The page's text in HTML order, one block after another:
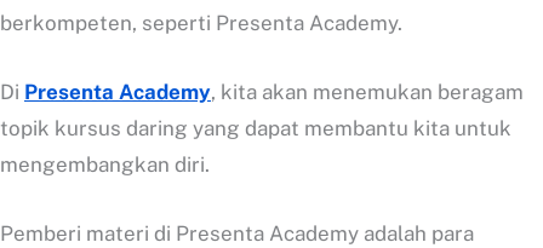
berkompeten, seperti Presenta Academy.
Di Presenta Academy, kita akan menemukan beragam
topik kursus daring yang dapat membantu kita untuk
mengembangkan diri.
Pemberi materi di Presenta Academy adalah para